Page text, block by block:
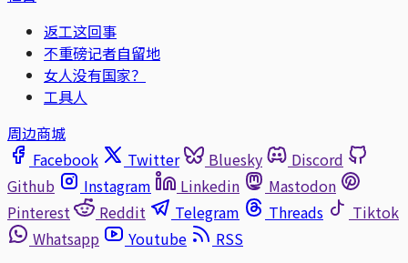
返工这回事
不重磅记者自留地
女人没有国家？
工具人
周边商城
Facebook
Twitter Bluesky
Discord
Github
Instagram Linkedin
Mastodon
Pinterest
Reddit Telegram Threads
Tiktok
Whatsapp
Youtube
RSS